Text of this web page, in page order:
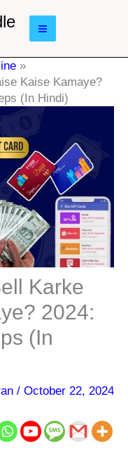
Main
Menu
Kaise Kamaye?
(In Hindi)
Karke
2024:
(In
/ October 22, 2024